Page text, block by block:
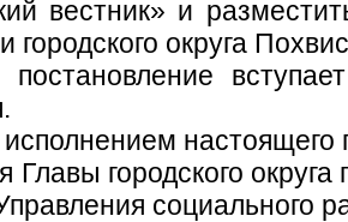
вестник» и
округа
настоящего
Главы городского
социального